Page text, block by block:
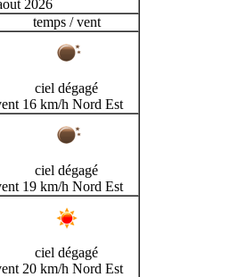
2026
temps / vent
ciel dégagé
16 km/h Nord Est
ciel dégagé
19 km/h Nord Est
ciel dégagé
20 km/h Nord Est